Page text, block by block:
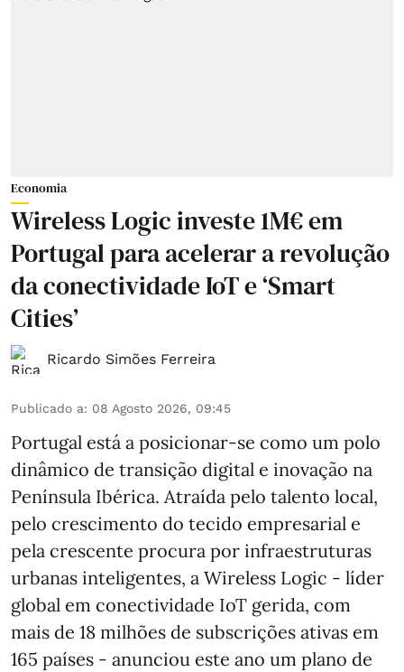
Economia
Wireless Logic investe 1M€ em
Portugal para acelerar a revolução
da conectividade IoT e ‘Smart
Cities’
Ricardo Simões Ferreira
Publicado a: 08 Agosto 2026, 09:45
Portugal está a posicionar-se como um polo
dinâmico de transição digital e inovação na
Península Ibérica. Atraída pelo talento local,
pelo crescimento do tecido empresarial e
pela crescente procura por infraestruturas
urbanas inteligentes, a Wireless Logic - líder
global em conectividade IoT gerida, com
mais de 18 milhões de subscrições ativas em
165 países - anunciou este ano um plano de